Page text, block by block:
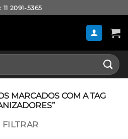
11 2091-5365
MARCADOS COM A TAG
FILTRAR